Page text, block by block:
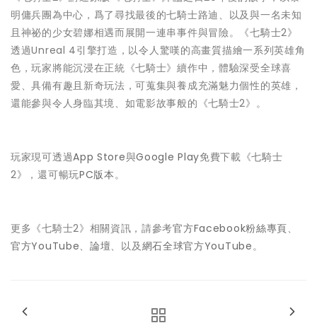
明傭兵團為中心，爲了尋找最後的七騎士路迪、以及與一名未知
且神祕的少女碧娜相遇而展開一連串事件與冒險。《七騎士2》
透過Unreal 4引擎打造，以令人驚嘆的高畫質描繪一系列英雄角
色，玩家將能沉浸在正統《七騎士》續作中，體驗深受全球喜
愛、具備有趣且新奇玩法，可蒐集與養成充滿魅力個性的英雄，
還能參與令人身臨其境、如電影故事般的《七騎士2》。
玩家現可透過App Store與Google Play免費下載《七騎士
2》，還可暢玩PC版本。
更多《七騎士2》相關資訊，請參考官方Facebook粉絲專頁、
官方YouTube、論壇、以及網石全球官方YouTube。